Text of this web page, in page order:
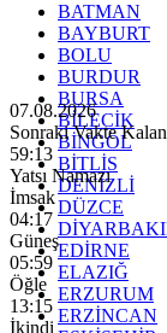
BATMAN
BAYBURT
BOLU
BURDUR
BURSA
BİLECİK
BİNGÖL
BİTLİS
DENİZLİ
DÜZCE
EDİRNE
ELAZIĞ
ERZURUM
ERZİNCAN
07.08.2026
Sonraki Vakte Kalan
59:11
Yatsı Namazı
İmsak
04:17
Güneş
05:59
Öğle
13:15
İkindi